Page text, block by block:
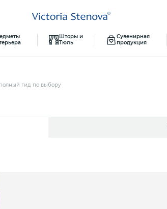
Шторы и
Тюль
Сувенирная
продукция
полный гид по выбору